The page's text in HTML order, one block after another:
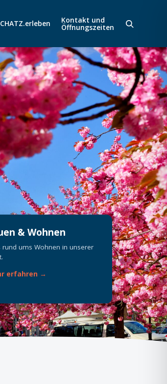
Kontakt und
Öffnungszeiten
& Wohnen
rund ums Wohnen in unserer
erfahren →